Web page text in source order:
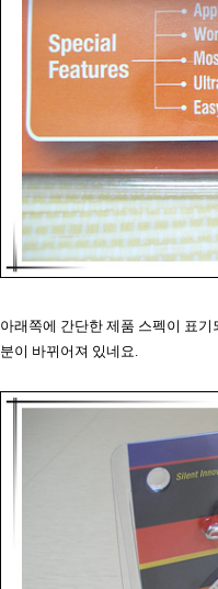
아래쪽에 간단한 제품 스펙이 표
분이 바뀌어져 있네요.